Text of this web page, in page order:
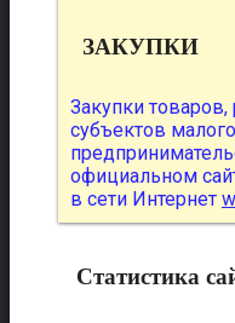
ЗАКУПКИ
Закупки товаров,
субъектов
официальном
в сети Интернет
Статистика